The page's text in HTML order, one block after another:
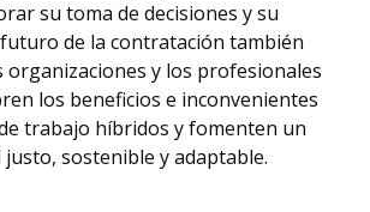
su toma de decisiones y su
de la contratación también
organizaciones y los profesionales
los beneficios e inconvenientes
trabajo híbridos y fomenten un
sostenible y adaptable.